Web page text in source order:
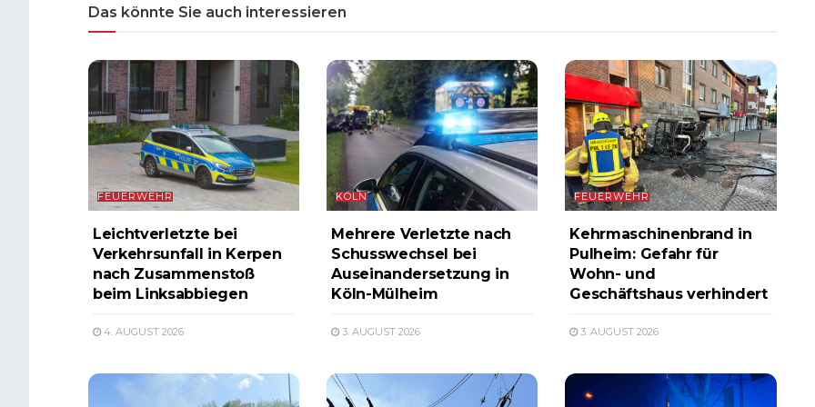
Das könnte Sie auch interessieren
FEUERWEHR
Leichtverletzte bei
Verkehrsunfall in Kerpen
nach Zusammenstoß
beim Linksabbiegen
4. AUGUST 2026
KÖLN
Mehrere Verletzte nach
Schusswechsel bei
Auseinandersetzung in
Köln-Mülheim
3. AUGUST 2026
FEUERWEHR
Kehrmaschinenbrand in
Pulheim: Gefahr für
Wohn- und
Geschäftshaus verhindert
3. AUGUST 2026